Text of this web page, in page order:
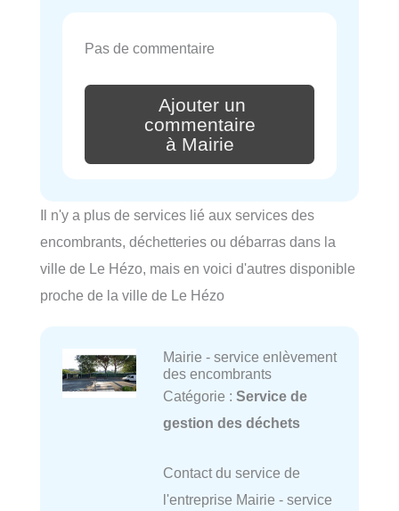
Pas de commentaire
Ajouter un
commentaire
à Mairie
Il n'y a plus de services lié aux services des
encombrants, déchetteries ou débarras dans la
ville de Le Hézo, mais en voici d'autres disponible
proche de la ville de Le Hézo
Mairie - service enlèvement
des encombrants
Catégorie : Service de
gestion des déchets
Contact du service de
l'entreprise Mairie - service